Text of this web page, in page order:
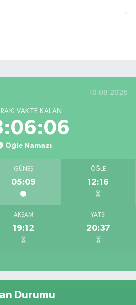
10.08.2026
VAKTE KALAN
Öğle Namazı
GÜNEŞ
05:09
ÖĞLE
12:16
AKŞAM
19:12
YATSI
20:37
Durumu